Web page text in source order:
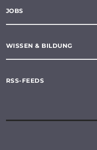
JOBS
WISSEN & BILDUNG
RSS-FEEDS